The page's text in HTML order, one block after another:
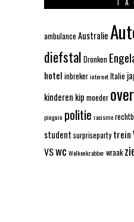
ambulance Australie
diefstal Dronken
hotel inbrekerinternetItalie
kinderen kip moeder
pinguin politie racisme
student surpriseparty trein
VSwc Wolkenkrabberwraak